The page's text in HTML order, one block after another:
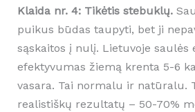
Klaida nr. 4: Tikėtis stebuklų.
puikus būdas taupyti, bet ji
sąskaitos į nulį. Lietuvoje saulės
efektyvumas žiemą krenta 5-6
vasara. Tai normalu ir natūralu.
realistiškų rezultatų – 50-70%